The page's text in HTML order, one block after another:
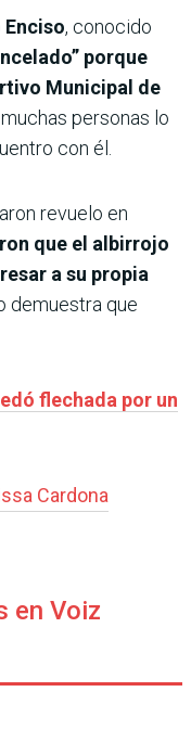
, conocido
porque
Municipal de
personas lo
con él.
revuelo en
que el albirrojo
a su propia
demuestra que
flechada por un
Cardona
en Voiz